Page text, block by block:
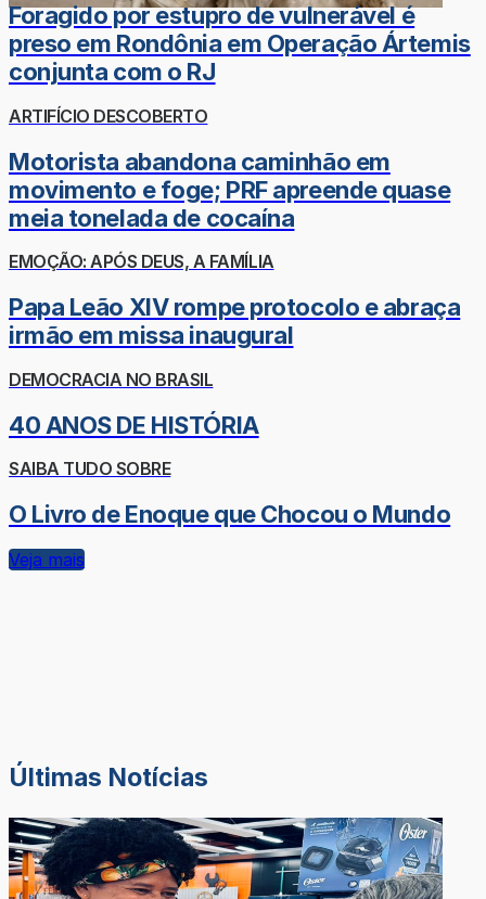
Foragido por estupro de vulnerável é
preso em Rondônia em Operação Ártemis
conjunta com o RJ
ARTIFÍCIO DESCOBERTO
Motorista abandona caminhão em
movimento e foge; PRF apreende quase
meia tonelada de cocaína
EMOÇÃO: APÓS DEUS, A FAMÍLIA
Papa Leão XIV rompe protocolo e abraça
irmão em missa inaugural
DEMOCRACIA NO BRASIL
40 ANOS DE HISTÓRIA
SAIBA TUDO SOBRE
O Livro de Enoque que Chocou o Mundo
Veja mais
Últimas Notícias